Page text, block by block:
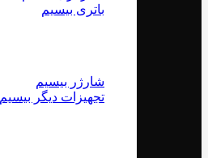
باتری بیسیم
شارژر بیسیم
تجهیزات دیگر بیسیم